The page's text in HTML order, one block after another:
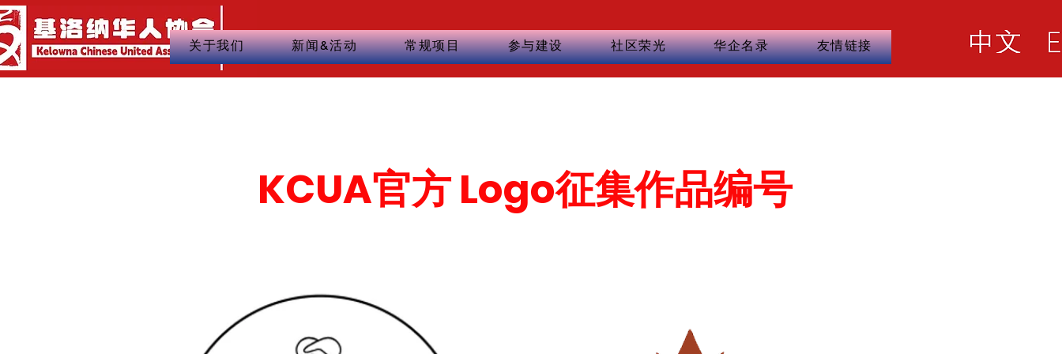
关于我们 新闻&活动 常规项目 参与建设 社区荣光 华企名录 友情链接
KCUA官方 Logo征集作品编号